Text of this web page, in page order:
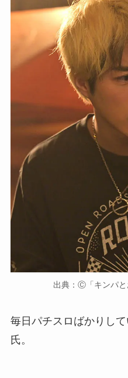
出典：Ⓒ「キンパと
毎日パチスロばかりし
氏。